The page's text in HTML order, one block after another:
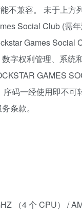
兼容。 未于上方
Social Club (需
Games Social
字权利管理、系
GAMES
码一经使用即不
条款。
（4 个 CPU） /